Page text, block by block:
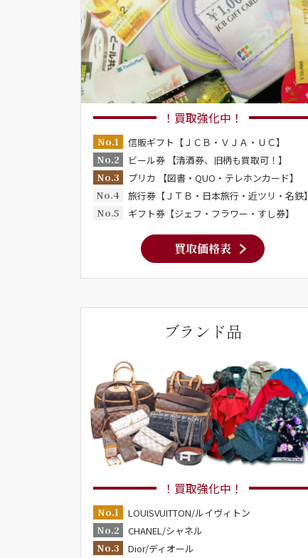
！買取強化中！
No.1
信販ギフト【ＪＣＢ・ＶＪＡ・ＵＣ】
No.2
ビール券 【清酒券、旧柄も買取可！】
No.3
プリカ 【図書・QUO・テレホンカード】
No.4
旅行券【ＪＴＢ・日本旅行・近ツリ・名鉄】
No.5
ギフト券【ジェフ・フラワー・すし券】
買取価格表
ブランド品
！買取強化中！
No.1
LOUISVUITTON/ルイヴィトン
No.2
CHANEL/シャネル
No.3
Dior/ディオール